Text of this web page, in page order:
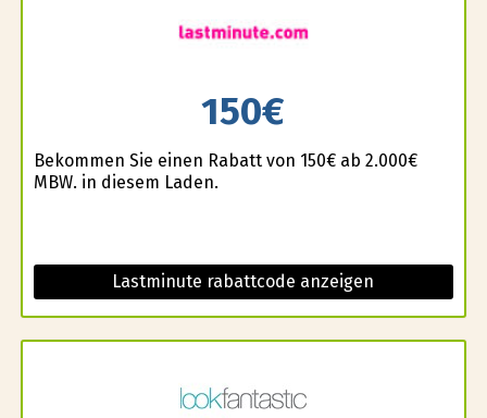
150€
Bekommen Sie einen Rabatt von 150€ ab 2.000€
MBW. in diesem Laden.
Lastminute rabattcode anzeigen